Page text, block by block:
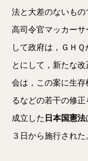
法と大差のないもの
高司令官マッカー
して政府は，ＧＨ
とにして，新たな
会は，この案に生
るなどの若干の修
成立した 日本国憲法
３日から施行された